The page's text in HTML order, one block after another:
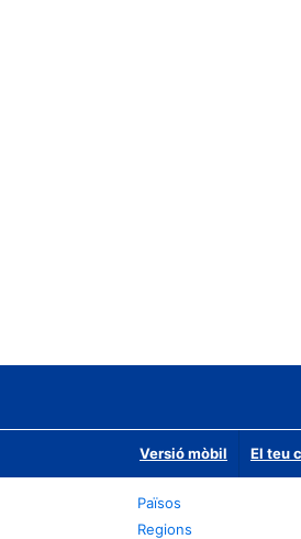
Versió mòbil El teu
Països
Regions